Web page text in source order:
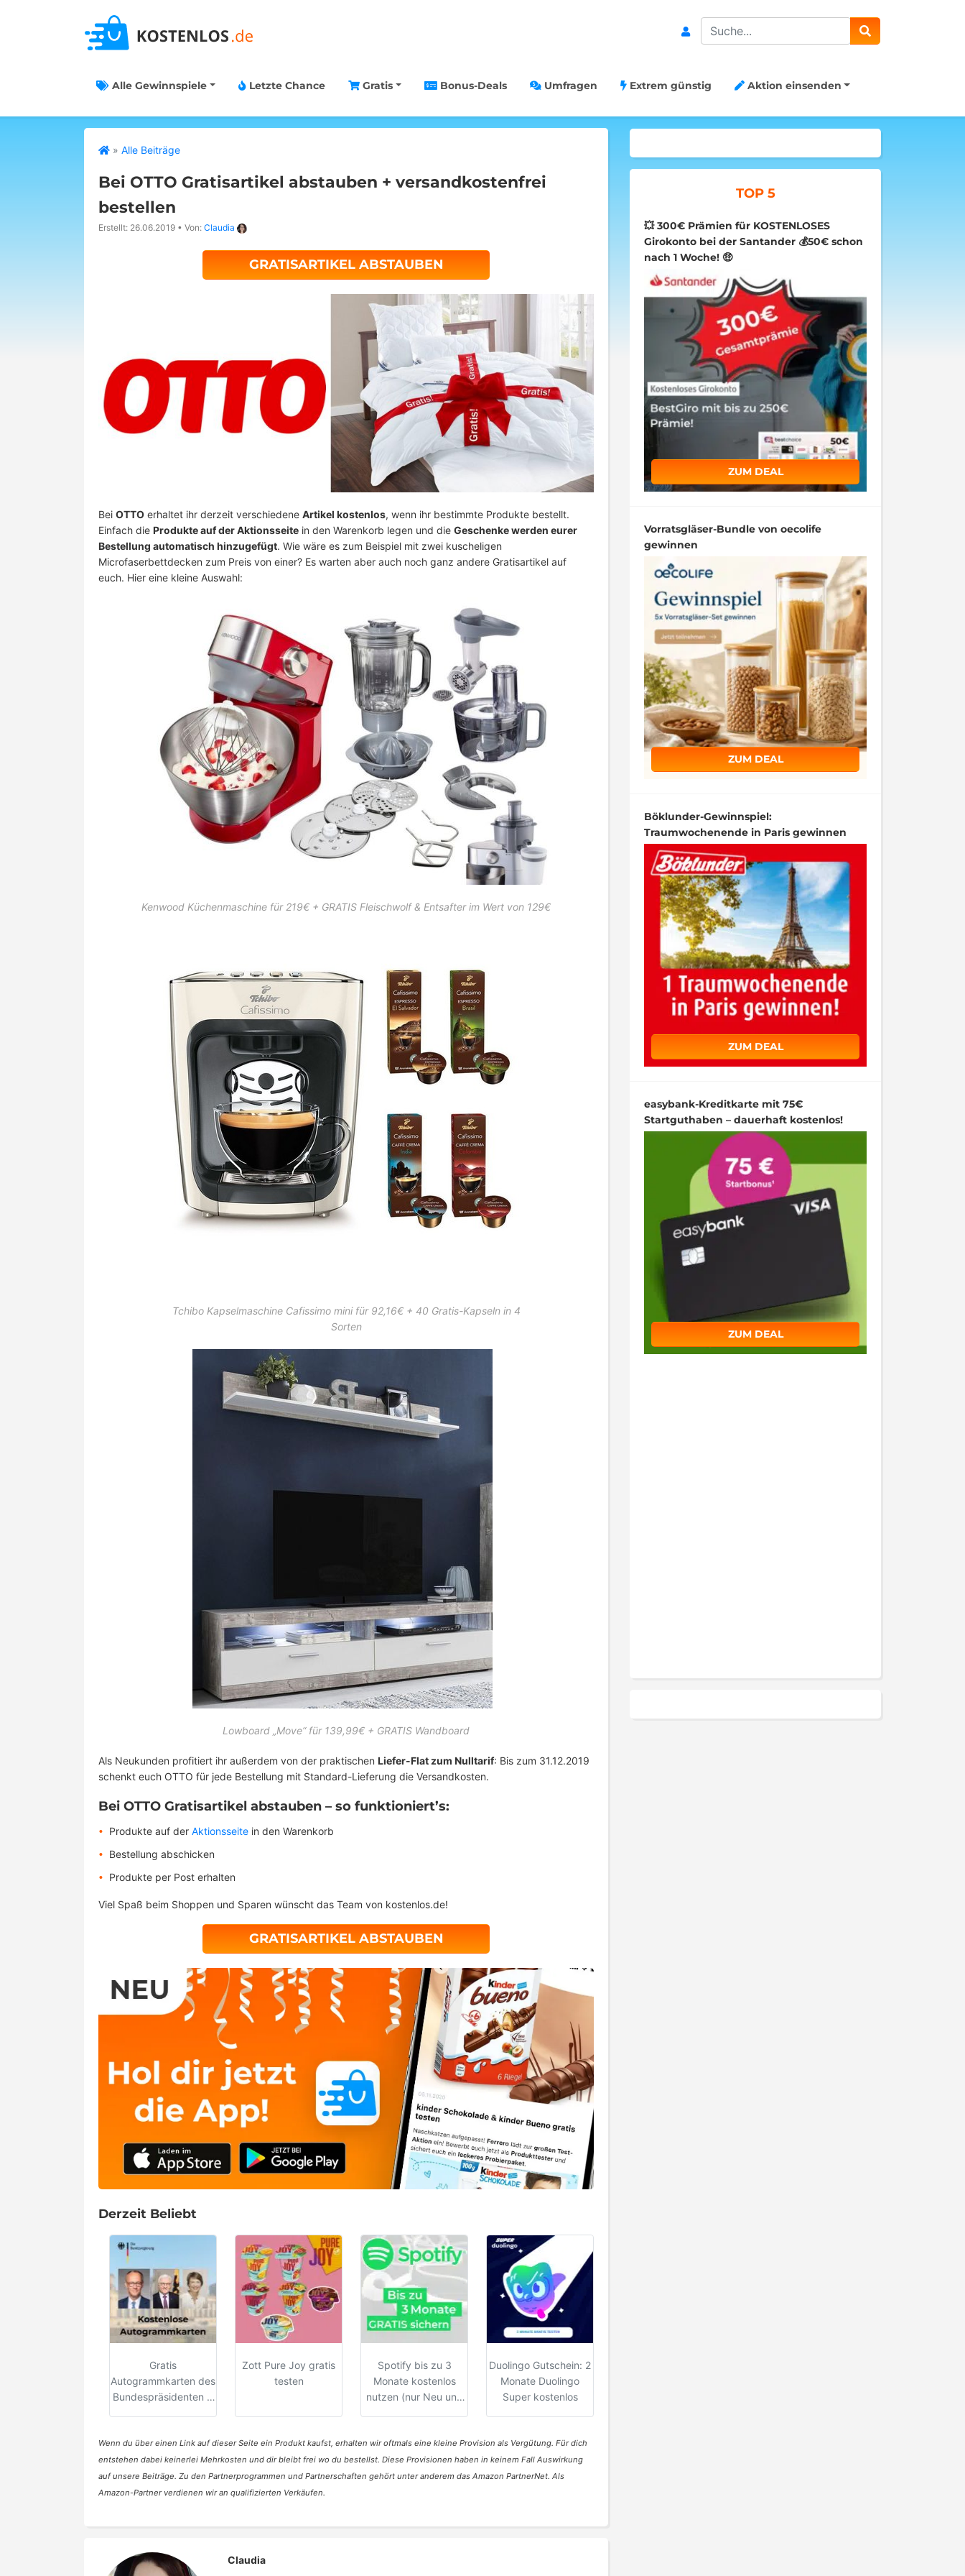
Search
Alle Gewinnspiele Letzte Chance Gratis Bonus-Deals Umfragen Extrem günstig Aktion einsenden
» Alle Beiträge
Bei OTTO Gratisartikel abstauben + versandkostenfrei
bestellen
Erstellt: 26.06.2019 • Von: Claudia
GRATISARTIKEL ABSTAUBEN
Bei OTTO erhaltet ihr derzeit verschiedene Artikel kostenlos, wenn ihr bestimmte Produkte bestellt.
Einfach die Produkte auf der Aktionsseite in den Warenkorb legen und die Geschenke werden eurer
Bestellung automatisch hinzugefügt. Wie wäre es zum Beispiel mit zwei kuscheligen
Microfaserbettdecken zum Preis von einer? Es warten aber auch noch ganz andere Gratisartikel auf
euch. Hier eine kleine Auswahl:
Kenwood Küchenmaschine für 219€ + GRATIS Fleischwolf & Entsafter im Wert von 129€
Tchibo Kapselmaschine Cafissimo mini für 92,16€ + 40 Gratis-Kapseln in 4
Sorten
Lowboard „Move“ für 139,99€ + GRATIS Wandboard
Als Neukunden profitiert ihr außerdem von der praktischen Liefer-Flat zum Nulltarif: Bis zum 31.12.2019
schenkt euch OTTO für jede Bestellung mit Standard-Lieferung die Versandkosten.
Bei OTTO Gratisartikel abstauben – so funktioniert’s:
Produkte auf der Aktionsseite in den Warenkorb
Bestellung abschicken
Produkte per Post erhalten
Viel Spaß beim Shoppen und Sparen wünscht das Team von kostenlos.de!
GRATISARTIKEL ABSTAUBEN
Derzeit Beliebt
Gratis
Autogrammkarten des
Bundespräsidenten &
Zott Pure Joy gratis
testen
Spotify bis zu 3
Monate kostenlos
nutzen (nur Neu und
Duolingo Gutschein: 2
Monate Duolingo
Super kostenlos
Wenn du über einen Link auf dieser Seite ein Produkt kaufst, erhalten wir oftmals eine kleine Provision als Vergütung. Für dich
entstehen dabei keinerlei Mehrkosten und dir bleibt frei wo du bestellst. Diese Provisionen haben in keinem Fall Auswirkung
auf unsere Beiträge. Zu den Partnerprogrammen und Partnerschaften gehört unter anderem das Amazon PartnerNet. Als
Amazon-Partner verdienen wir an qualifizierten Verkäufen.
Claudia
TOP 5
💥 300€ Prämien für KOSTENLOSES
Girokonto bei der Santander 💰50€ schon
nach 1 Woche! 🤑
ZUM DEAL
Vorratsgläser-Bundle von oecolife
gewinnen
ZUM DEAL
Böklunder-Gewinnspiel:
Traumwochenende in Paris gewinnen
ZUM DEAL
easybank-Kreditkarte mit 75€
Startguthaben – dauerhaft kostenlos!
ZUM DEAL